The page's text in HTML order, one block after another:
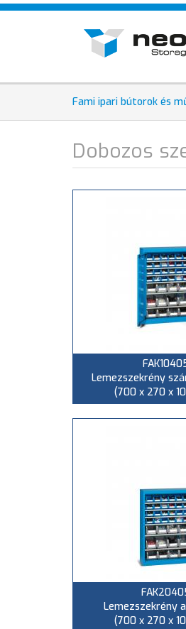
Ugrás
HU
EN
DE
Fami ipari bútorok és
Dobozos
Lemezszekrény
(700 x 270 x
Lemezszekrény
(700 x 270 x